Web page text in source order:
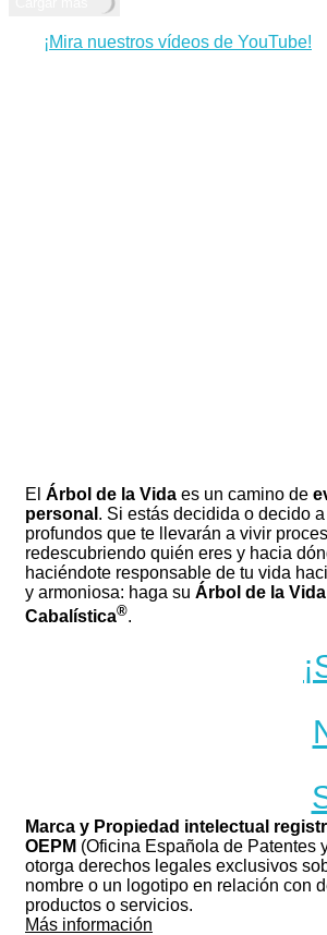
¡Mira nuestros vídeos de YouTube!
El Árbol de la Vida es un camino de
personal . Si estás decidida o decido
profundos que te llevarán a vivir
redescubriendo quién eres y hacia
haciéndote responsable de tu vida
y armoniosa: haga su Árbol de la Vida
Cabalística®.
Sinastria
Marca y Propiedad intelectual
OEPM (Oficina Española de Patentes
otorga derechos legales exclusivos
nombre o un logotipo en relación con
productos o servicios.
Más información